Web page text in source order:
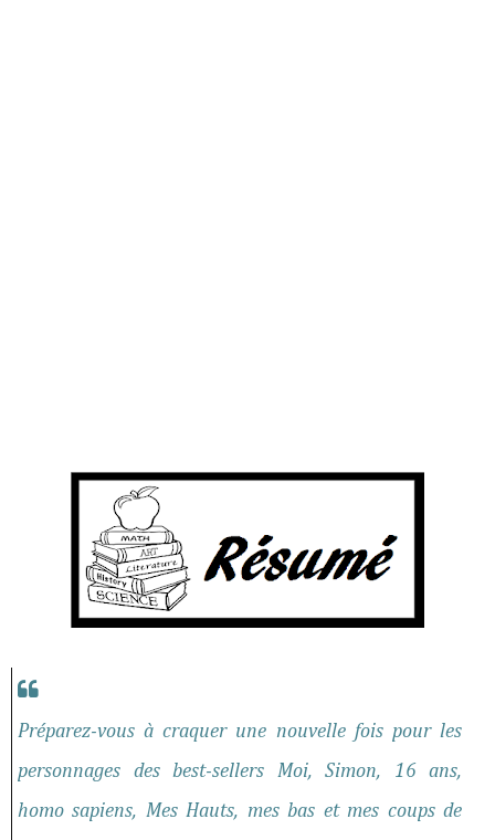
Préparez-vous à craquer une nouvelle fois pour les
personnages des best-sellers Moi, Simon, 16 ans,
homo sapiens, Mes Hauts, mes bas et mes coups de